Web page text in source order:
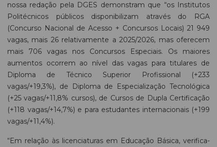
nossa redação pela DGES demonstram que “os Institutos
Politécnicos públicos disponibilizam através do RGA
(Concurso Nacional de Acesso + Concursos Locais) 21 949
vagas, mais 26 relativamente a 2025/2026, mas oferecem
mais 706 vagas nos Concursos Especiais. Os maiores
aumentos ocorrem ao nível das vagas para titulares de
Diploma de Técnico Superior Profissional (+233
vagas/+19,3%), de Diploma de Especialização Tecnológica
(+25 vagas/+11,8% cursos), de Cursos de Dupla Certificação
(+118 vagas/+14,7%) e para estudantes internacionais (+199
vagas/+11,4%).
“Em relação às licenciaturas em Educação Básica, verifica-